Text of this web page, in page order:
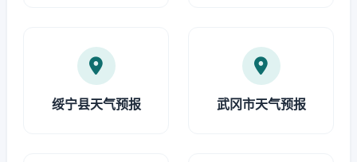
绥宁县天气预报 武冈市天气预报